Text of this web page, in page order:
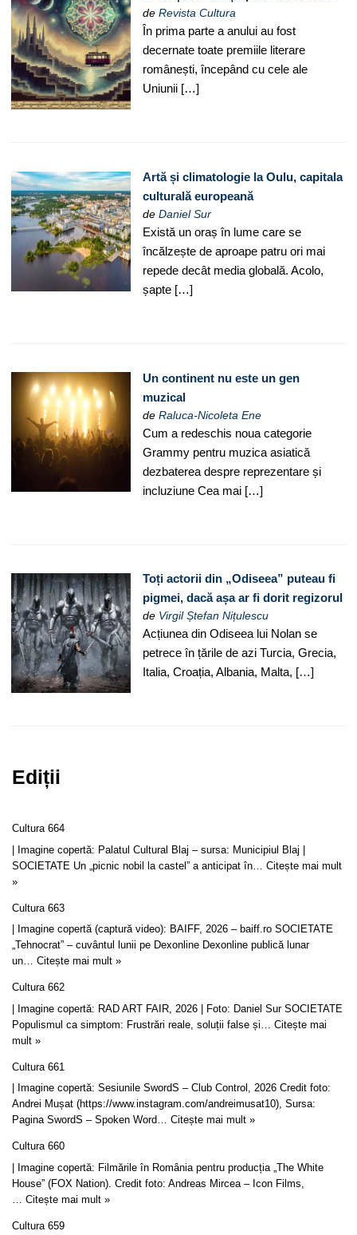
deRevista Cultura
În prima parte a anului au fost
decernate toate premiile literare
românești, începând cu cele ale
Uniunii […]
Artă și climatologie la Oulu, capitala
culturală europeană
deDaniel Sur
Există un oraș în lume care se
încălzește de aproape patru ori mai
repede decât media globală. Acolo,
șapte […]
Un continent nu este un gen
muzical
deRaluca-Nicoleta Ene
Cum a redeschis noua categorie
Grammy pentru muzica asiatică
dezbaterea despre reprezentare și
incluziune Cea mai […]
Toți actorii din „Odiseea” puteau fi
pigmei, dacă așa ar fi dorit regizorul
de Virgil Ștefan Nițulescu
Acțiunea din Odiseea lui Nolan se
petrece în țările de azi Turcia, Grecia,
Italia, Croația, Albania, Malta, […]
Ediții
Cultura 664
| Imagine copertă: Palatul Cultural Blaj – sursa: Municipiul Blaj |
SOCIETATE Un „picnic nobil la castel” a anticipat în… Citește mai mult
»
Cultura 663
| Imagine copertă (captură video): BAIFF, 2026 – baiff.ro SOCIETATE
„Tehnocrat” – cuvântul lunii pe Dexonline Dexonline publică lunar
un… Citește mai mult »
Cultura 662
| Imagine copertă: RAD ART FAIR, 2026 | Foto: Daniel Sur SOCIETATE
Populismul ca simptom: Frustrări reale, soluții false și… Citește mai
mult »
Cultura 661
| Imagine copertă: Sesiunile SwordS – Club Control, 2026 Credit foto:
Andrei Mușat (https://www.instagram.com/andreimusat10), Sursa:
Pagina SwordS – Spoken Word… Citește mai mult »
Cultura 660
| Imagine copertă: Filmările în România pentru producția „The White
House” (FOX Nation). Credit foto: Andreas Mircea – Icon Films,
Citește mai mult »
Cultura 659